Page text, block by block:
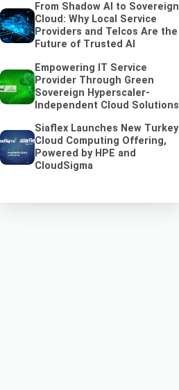
From Shadow AI to Sovereign
Cloud: Why Local Service
Providers and Telcos Are the
Future of Trusted AI
Empowering IT Service
Provider Through Green
Sovereign Hyperscaler-
Independent Cloud Solutions
Siaflex Launches New Turkey
Cloud Computing Offering,
Powered by HPE and
CloudSigma